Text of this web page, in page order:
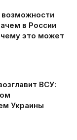
в России
это может
ВСУ:
Украины